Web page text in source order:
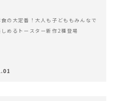
食の大定番！大人も子どももみんなで
しめるトースター新作2種登場